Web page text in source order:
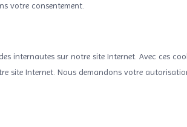
votre consentement.
internautes sur notre site Internet. Avec ces
site Internet. Nous demandons votre